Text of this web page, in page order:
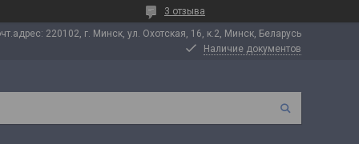
3 отзыва
220102, г. Минск, ул. Охотская, 16, к.2, Минск, Беларусь
Наличие документов